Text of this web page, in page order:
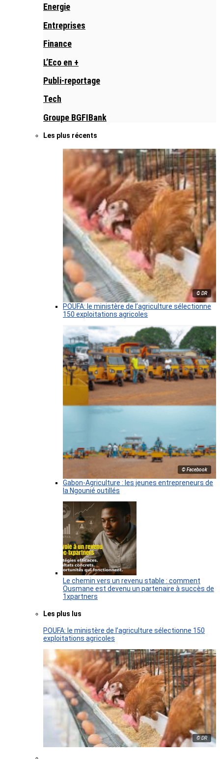
Energie
Entreprises
Finance
L’Eco en +
Publi-reportage
Tech
Groupe BGFIBank
Les plus récents
© DR
POUFA: le ministère de l’agriculture sélectionne
150 exploitations agricoles
© Facebook
Gabon-Agriculture : les jeunes entrepreneurs de
la Ngounié outillés
Le chemin vers un revenu stable : comment
Ousmane est devenu un partenaire à succès de
1xpartners
Les plus lus
POUFA: le ministère de l’agriculture sélectionne 150
exploitations agricoles
© DR